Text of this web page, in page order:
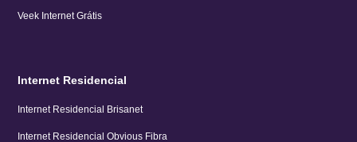
Veek Internet Grátis
Internet Residencial
Internet Residencial Brisanet
Internet Residencial Obvious Fibra